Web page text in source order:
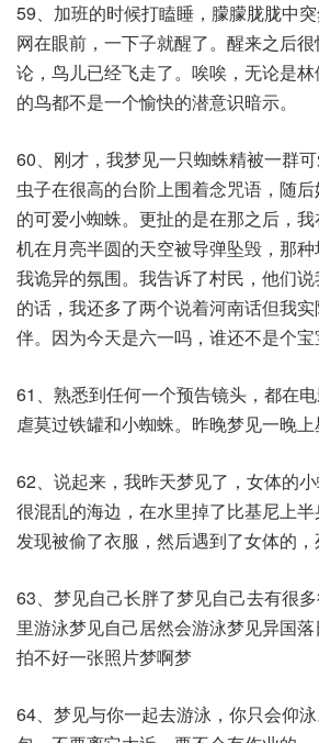
59、加班的时候打瞌睡，朦朦胧胧中
网在眼前，一下子就醒了。醒来之后
论，鸟儿已经飞走了。唉唉，无论是
的鸟都不是一个愉快的潜意识暗示。​
60、刚才，我梦见一只蜘蛛精被一群
虫子在很高的台阶上围着念咒语，随
的可爱小蜘蛛。更扯的是在那之后，
机在月亮半圆的天空被导弹坠毁，那
我诡异的氛围。我告诉了村民，他们
的话，我还多了两个说着河南话但我
伴。因为今天是六一吗，谁还不是个宝
61、熟悉到任何一个预告镜头，都在
虐莫过铁罐和小蜘蛛。昨晚梦见一晚
62、说起来，我昨天梦见了，女体的
很混乱的海边，在水里掉了比基尼上
发现被偷了衣服，然后遇到了女体的，
63、梦见自己长胖了梦见自己去有很
里游泳梦见自己居然会游泳梦见异国
拍不好一张照片梦啊梦​
64、梦见与你一起去游泳，你只会仰